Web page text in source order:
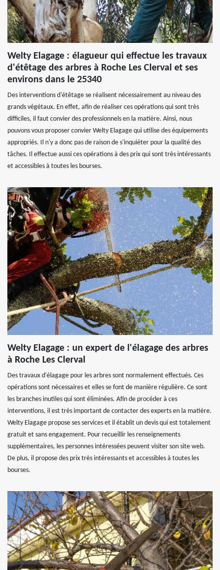
Welty Elagage : élagueur qui effectue les travaux
d'étêtage des arbres à Roche Les Clerval et ses
environs dans le 25340
Des interventions d'étêtage se réalisent nécessairement au niveau des
grands végétaux. En effet, afin de réaliser ces opérations qui sont très
difficiles, il faut convier des professionnels en la matière. Ainsi, nous
pouvons vous proposer convier Welty Elagage qui utilise des équipements
appropriés. Il n'y a donc pas de raison de s'inquiéter pour la qualité des
tâches. Il effectue aussi ces opérations à des prix qui sont très intéressants
et accessibles à toutes les bourses.
Welty Elagage : un expert de l'élagage des arbres
à Roche Les Clerval
Des travaux d'élagage pour les arbres sont normalement effectués. Ces
opérations sont nécessaires et elles se font de manière régulière. Ce sont
les branches inutiles qui sont éliminées. Afin de procéder à ces
interventions, il est très important de contacter des experts en la matière.
Welty Elagage propose ses services et il établit un devis qui est totalement
gratuit et sans engagement. Pour recueillir les renseignements
supplémentaires, les personnes intéressées peuvent visiter son site web.
De plus, il propose des prix très intéressants et accessibles à toutes les
bourses.